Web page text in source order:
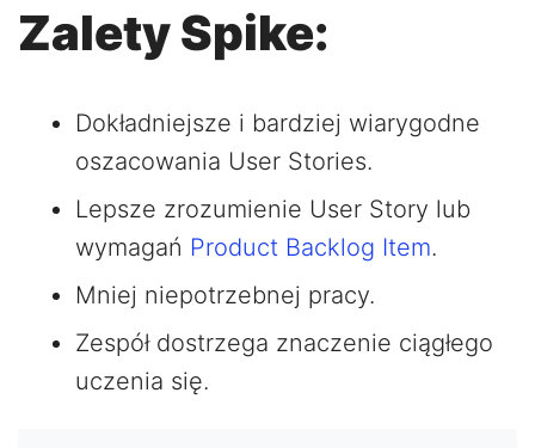
Zalety Spike:
Dokładniejsze i bardziej wiarygodne
oszacowania User Stories.
Lepsze zrozumienie User Story lub
wymagań Product Backlog Item.
Mniej niepotrzebnej pracy.
Zespół dostrzega znaczenie ciągłego
uczenia się.